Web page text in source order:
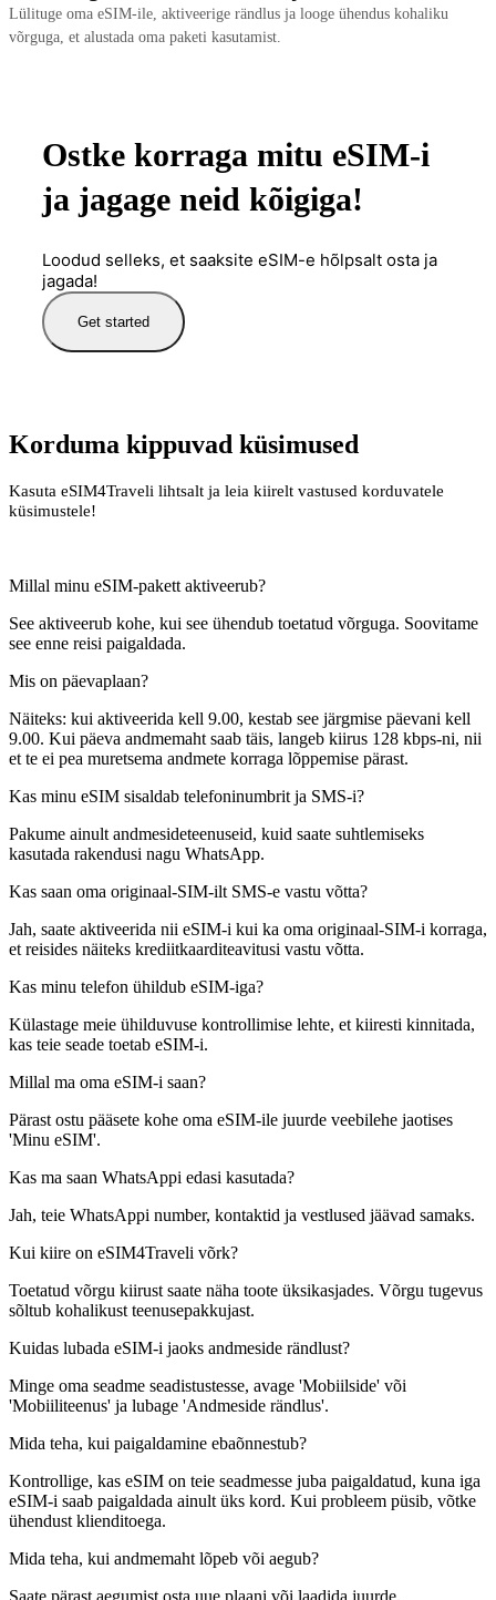
Lülituge oma eSIM-ile, aktiveerige rändlus ja looge ühendus kohaliku
võrguga, et alustada oma paketi kasutamist.
Ostke korraga mitu eSIM-i
ja jagage neid kõigiga!
Loodud selleks, et saaksite eSIM-e hõlpsalt osta ja
jagada!
Get started
Korduma kippuvad küsimused
Kasuta eSIM4Traveli lihtsalt ja leia kiirelt vastused korduvatele
küsimustele!
Millal minu eSIM-pakett aktiveerub?
See aktiveerub kohe, kui see ühendub toetatud võrguga. Soovitame
see enne reisi paigaldada.
Mis on päevaplaan?
Näiteks: kui aktiveerida kell 9.00, kestab see järgmise päevani kell
9.00. Kui päeva andmemaht saab täis, langeb kiirus 128 kbps-ni, nii
et te ei pea muretsema andmete korraga lõppemise pärast.
Kas minu eSIM sisaldab telefoninumbrit ja SMS-i?
Pakume ainult andmesideteenuseid, kuid saate suhtlemiseks
kasutada rakendusi nagu WhatsApp.
Kas saan oma originaal-SIM-ilt SMS-e vastu võtta?
Jah, saate aktiveerida nii eSIM-i kui ka oma originaal-SIM-i korraga,
et reisides näiteks krediitkaarditeavitusi vastu võtta.
Kas minu telefon ühildub eSIM-iga?
Külastage meie ühilduvuse kontrollimise lehte, et kiiresti kinnitada,
kas teie seade toetab eSIM-i.
Millal ma oma eSIM-i saan?
Pärast ostu pääsete kohe oma eSIM-ile juurde veebilehe jaotises
'Minu eSIM'.
Kas ma saan WhatsAppi edasi kasutada?
Jah, teie WhatsAppi number, kontaktid ja vestlused jäävad samaks.
Kui kiire on eSIM4Traveli võrk?
Toetatud võrgu kiirust saate näha toote üksikasjades. Võrgu tugevus
sõltub kohalikust teenusepakkujast.
Kuidas lubada eSIM-i jaoks andmeside rändlust?
Minge oma seadme seadistustesse, avage 'Mobiilside' või
'Mobiiliteenus' ja lubage 'Andmeside rändlus'.
Mida teha, kui paigaldamine ebaõnnestub?
Kontrollige, kas eSIM on teie seadmesse juba paigaldatud, kuna iga
eSIM-i saab paigaldada ainult üks kord. Kui probleem püsib, võtke
ühendust klienditoega.
Mida teha, kui andmemaht lõpeb või aegub?